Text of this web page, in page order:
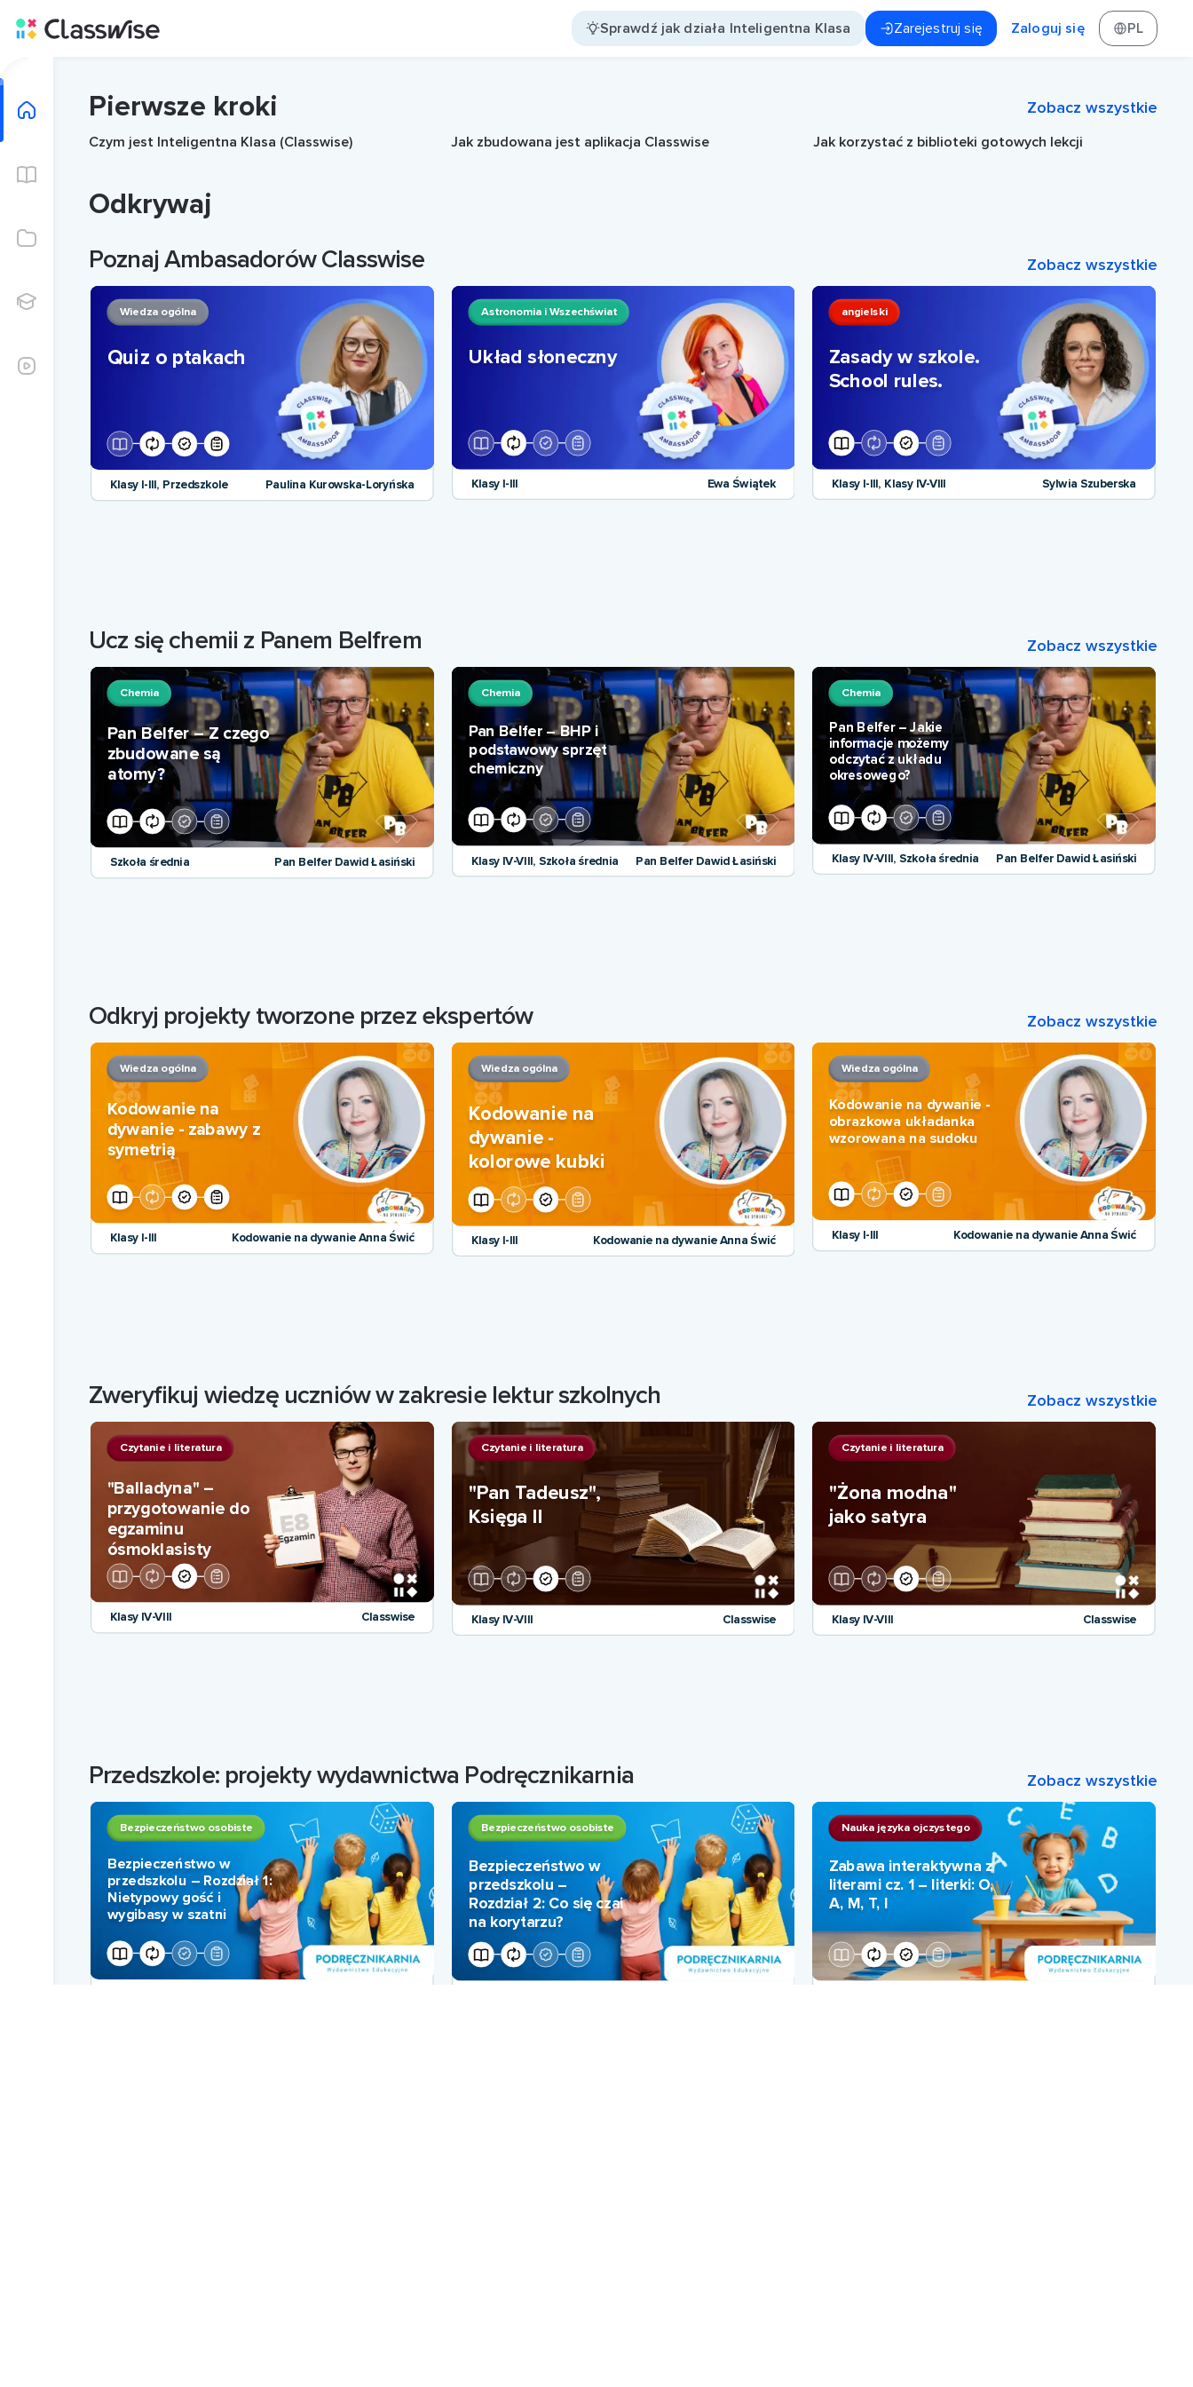
Odkrywaj
Sprawdź jak działa Inteligentna Klasa Zarejestruj się Zaloguj się PL
Pierwsze kroki Zobacz wszystkie
Czym jest Inteligentna Klasa (Classwise) Jak zbudowana jest aplikacja Classwise Jak korzystać z biblioteki gotowych lekcji
Odkrywaj
Poznaj Ambasadorów Classwise Zobacz wszystkie
Wiedza ogólna
Quiz o ptakach
Klasy I-III, Przedszkole Paulina Kurowska-Loryńska
Astronomia i Wszechświat
Układ słoneczny
Klasy I-III Ewa Świątek
angielski
Zasady w szkole.
School rules.
Klasy I-III, Klasy IV-VIII Sylwia Szuberska
Ucz się chemii z Panem Belfrem Zobacz wszystkie
Chemia
Pan Belfer – Z czego
zbudowane są
atomy?
Szkoła średnia Pan Belfer Dawid Łasiński
Chemia
Pan Belfer – BHP i
podstawowy sprzęt
chemiczny
Klasy IV-VIII, Szkoła średnia Pan Belfer Dawid Łasiński
Chemia
Pan Belfer – Jakie
informacje możemy
odczytać z układu
okresowego?
Klasy IV-VIII, Szkoła średnia Pan Belfer Dawid Łasiński
Odkryj projekty tworzone przez ekspertów Zobacz wszystkie
Wiedza ogólna
Kodowanie na
dywanie - zabawy z
symetrią
Klasy I-III Kodowanie na dywanie Anna Świć
Wiedza ogólna
Kodowanie na
dywanie -
kolorowe kubki
Klasy I-III Kodowanie na dywanie Anna Świć
Wiedza ogólna
Kodowanie na dywanie -
obrazkowa układanka
wzorowana na sudoku
Klasy I-III Kodowanie na dywanie Anna Świć
Zweryfikuj wiedzę uczniów w zakresie lektur szkolnych Zobacz wszystkie
Czytanie i literatura
"Balladyna" –
przygotowanie do
egzaminu
ósmoklasisty
Klasy IV-VIII Classwise
Czytanie i literatura
"Pan Tadeusz",
Księga II
Klasy IV-VIII Classwise
Czytanie i literatura
"Żona modna"
jako satyra
Klasy IV-VIII Classwise
Przedszkole: projekty wydawnictwa Podręcznikarnia Zobacz wszystkie
Bezpieczeństwo osobiste
Bezpieczeństwo w
przedszkolu – Rozdział 1:
Nietypowy gość i
wygibasy w szatni
Bezpieczeństwo osobiste
Bezpieczeństwo w
przedszkolu –
Rozdział 2: Co się czai
na korytarzu?
Nauka języka ojczystego
Zabawa interaktywna z
literami cz. 1 – literki: O,
A, M, T, I